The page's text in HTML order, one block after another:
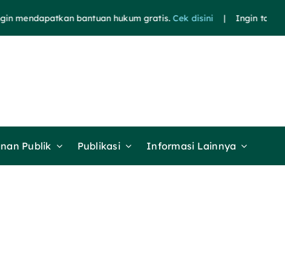
bantuan hukum gratis.Cek disini| Ingin tahu berita
Publik Publikasi Informasi Lainnya